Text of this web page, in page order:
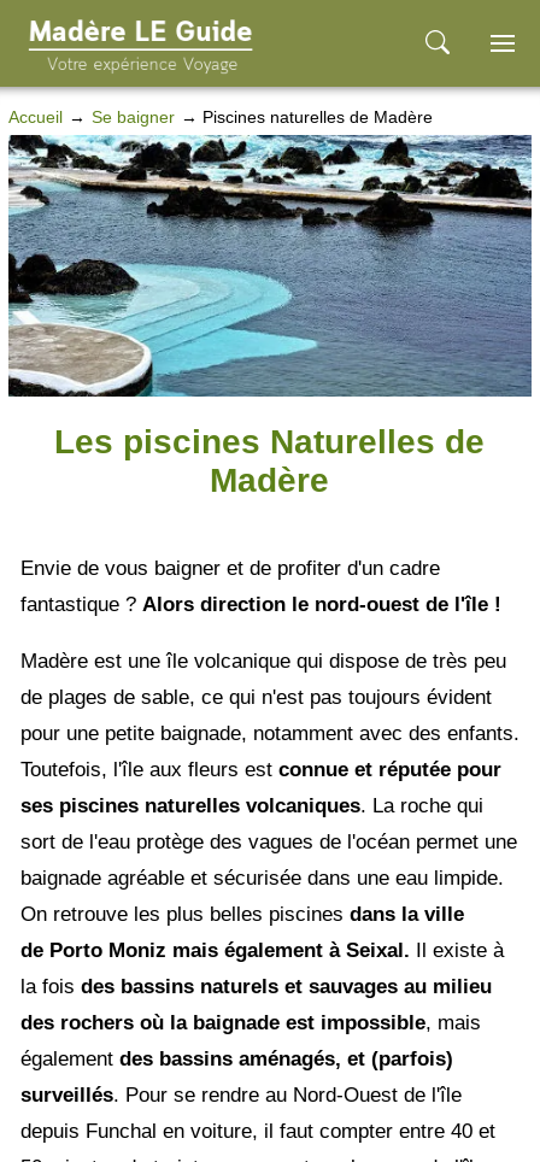
Accueil Se baigner Piscines naturelles de Madère
Les piscines Naturelles de
Madère
Envie de vous baigner et de profiter d'un cadre
fantastique ? Alors direction le nord-ouest de l'île !
Madère est une île volcanique qui dispose de très peu
de plages de sable, ce qui n'est pas toujours évident
pour une petite baignade, notamment avec des enfants.
Toutefois, l'île aux fleurs estconnue et réputée pour
ses piscines naturelles volcaniques. La roche qui
sort de l'eau protège des vagues de l'océan permet une
baignade agréable et sécurisée dans une eau limpide.
On retrouve les plus belles piscines dans la ville
de Porto Moniz mais également à Seixal. Il existe à
la fois des bassins naturels et sauvages au milieu
des rochers où la baignade est impossible, mais
également des bassins aménagés, et (parfois)
surveillés. Pour se rendre au Nord-Ouest de l'île
depuis Funchal en voiture, il faut compter entre 40 et